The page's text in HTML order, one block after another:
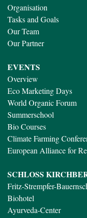
Organisation
Tasks and Goals
Our Team
Our Partner
EVENTS
Overview
Eco Marketing Days
World Organic Forum
Summerschool
Bio Courses
Climate Farming
European Alliance for
SCHLOSS
Fritz-Strempfer-
Biohotel
Ayurveda-Center